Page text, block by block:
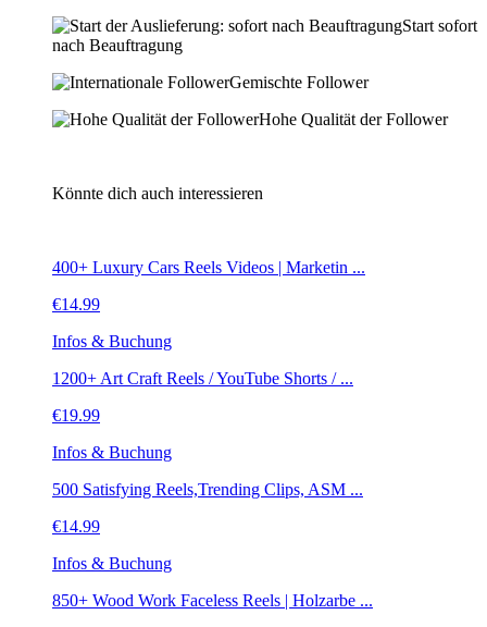
Start sofort
nach Beauftragung
Gemischte Follower
Hohe Qualität der Follower
Könnte dich auch interessieren
400+ Luxury Cars Reels Videos | Marketin ...
€14.99
Infos & Buchung
1200+ Art Craft Reels / YouTube Shorts / ...
€19.99
Infos & Buchung
500 Satisfying Reels,Trending Clips, ASM ...
€14.99
Infos & Buchung
850+ Wood Work Faceless Reels | Holzarbe ...